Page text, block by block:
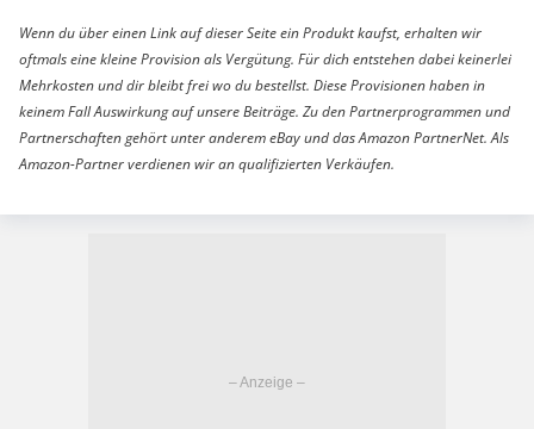
Wenn du über einen Link auf dieser Seite ein Produkt kaufst, erhalten wir
oftmals eine kleine Provision als Vergütung. Für dich entstehen dabei keinerlei
Mehrkosten und dir bleibt frei wo du bestellst. Diese Provisionen haben in
keinem Fall Auswirkung auf unsere Beiträge. Zu den Partnerprogrammen und
Partnerschaften gehört unter anderem eBay und das Amazon PartnerNet. Als
Amazon-Partner verdienen wir an qualifizierten Verkäufen.